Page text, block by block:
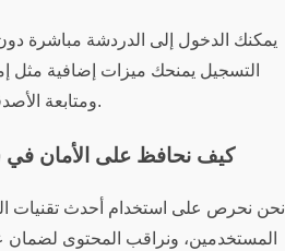
يمكنك الدخول إلى الدردشة مباشرة
التسجيل يمنحك ميزات إضافية مثل
ومتابعة الأصدقاء.
كيف نحافظ على الأمان
نحن نحرص على استخدام أحدث تقنيات
المستخدمين، ونراقب المحتوى